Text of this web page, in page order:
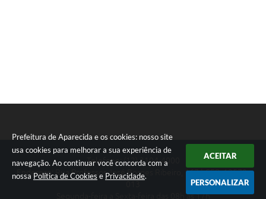
Prefeitura de Aparecida e os cookies: nosso site
usa cookies para melhorar a sua experiência de
navegação. Ao continuar você concorda com a
nossa Política de Cookies e Privacidade.
ACEITAR
PERSONALIZAR
Telefone: (12) 3104-4000
Endereço: Rua Professor José Borges Ribeiro, 167 | CEP: 12570-
Segunda-feira a Sexta-feira das 08h às 17h